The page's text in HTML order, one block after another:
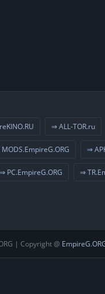
⇒ ALL-TOR.ru
⇒
⇒ PC.EmpireG.ORG ⇒
| Copyright @